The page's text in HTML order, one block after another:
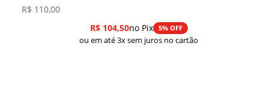
R$ 110,00
R$104,50no Pix 5% OFF
ou em até 3x sem juros no cartão